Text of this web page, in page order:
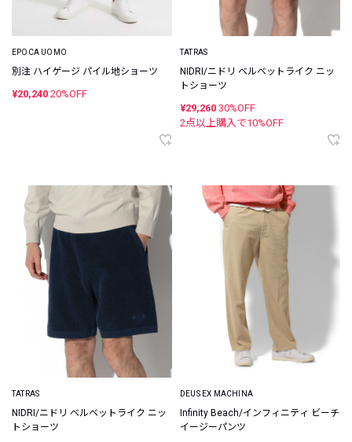
EPOCA UOMO
別注 ハイゲージ パイル地ショーツ
¥20,240 20%OFF
TATRAS
NIDRI/ニドリ ベルベットライク ニッ
トショーツ
¥29,260 30%OFF
2点以上購入で10%OFF
TATRAS
NIDRI/ニドリ ベルベットライク ニッ
トショーツ
DEUS EX MACHINA
Infinity Beach/インフィニティ ビーチ
イージーパンツ